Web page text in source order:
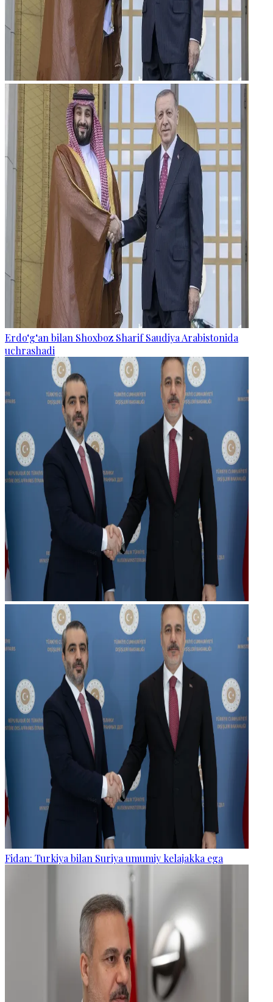
Erdo‘g‘an bilan Shoxboz Sharif Saudiya Arabistonida
uchrashadi
Fidan: Turkiya bilan Suriya umumiy kelajakka ega